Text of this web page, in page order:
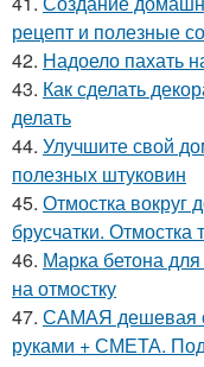
рецепт и полезные
42. Надоело пахать
43. Как сделать
делать
44. Улучшите свой
полезных штуковин
45. Отмостка вокруг
брусчатки. Отмостка
46. Марка бетона
на отмостку
47. САМАЯ дешевая
руками + СМЕТА.